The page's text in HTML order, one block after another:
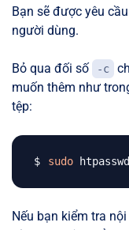
Bạn sẽ được yêu
người dùng.
Bỏ qua đối số -c
muốn thêm như
tệp:
sudo
Nếu bạn kiểm tra